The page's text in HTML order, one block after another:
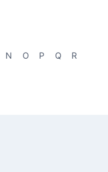
N O P Q R